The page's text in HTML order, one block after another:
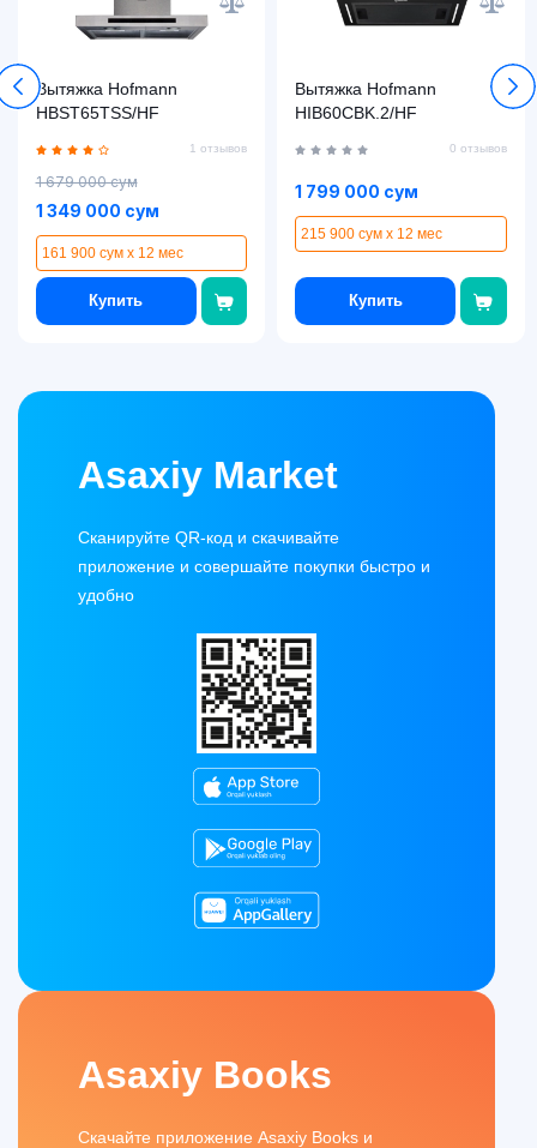
Вытяжка Hofmann
HBST65TSS/HF
1 отзывов
1 679 000 сум
1 349 000 сум
161 900 сум x 12 мес
Купить
Вытяжка Hofmann
HIB60CBK.2/HF
0 отзывов
1 799 000 сум
215 900 сум x 12 мес
Купить
Asaxiy Market
Сканируйте QR-код и скачивайте
приложение и совершайте покупки быстро и
удобно
Asaxiy Books
Скачайте приложение Asaxiy Books и